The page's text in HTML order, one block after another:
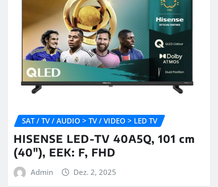
SAT / TV / AUDIO > TV / VIDEO > LED TV
HISENSE LED-TV 40A5Q, 101 cm
(40″), EEK: F, FHD
Admin Dez. 2, 2025